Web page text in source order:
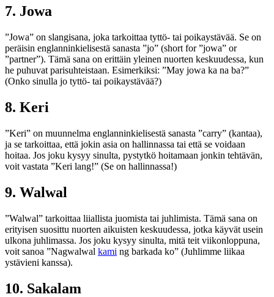
7. Jowa
”Jowa” on slangisana, joka tarkoittaa tyttö- tai poikaystävää. Se on
peräisin englanninkielisestä sanasta ”jo” (short for ”jowa” or
”partner”). Tämä sana on erittäin yleinen nuorten keskuudessa, kun
he puhuvat parisuhteistaan. Esimerkiksi: ”May jowa ka na ba?”
(Onko sinulla jo tyttö- tai poikaystävää?)
8. Keri
”Keri” on muunnelma englanninkielisestä sanasta ”carry” (kantaa),
ja se tarkoittaa, että jokin asia on hallinnassa tai että se voidaan
hoitaa. Jos joku kysyy sinulta, pystytkö hoitamaan jonkin tehtävän,
voit vastata ”Keri lang!” (Se on hallinnassa!)
9. Walwal
”Walwal” tarkoittaa liiallista juomista tai juhlimista. Tämä sana on
erityisen suosittu nuorten aikuisten keskuudessa, jotka käyvät usein
ulkona juhlimassa. Jos joku kysyy sinulta, mitä teit viikonloppuna,
voit sanoa ”Nagwalwal kami ng barkada ko” (Juhlimme liikaa
ystävieni kanssa).
10. Sakalam